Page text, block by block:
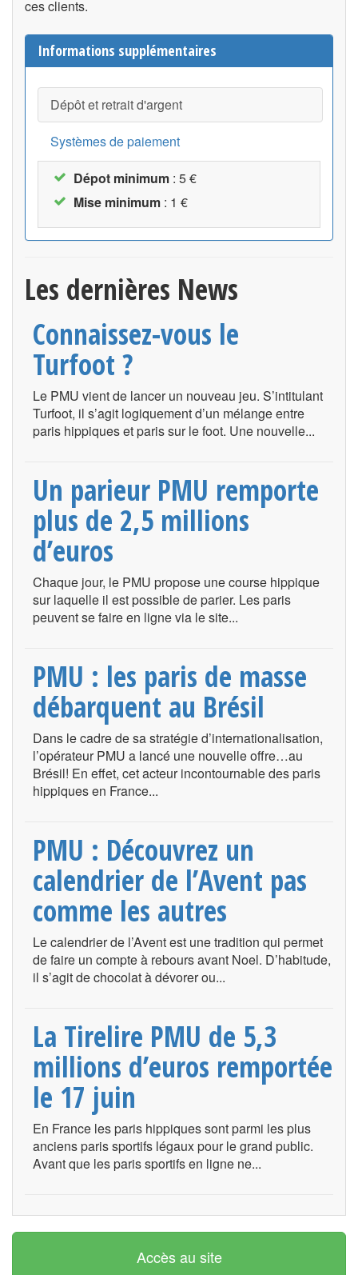
ces clients.
Informations supplémentaires
Dépôt et retrait d'argent
Systèmes de paiement
Dépot minimum : 5 €
Mise minimum : 1 €
Les dernières News
Connaissez-vous le
Turfoot ?
Le PMU vient de lancer un nouveau jeu. S’intitulant
Turfoot, il s’agit logiquement d’un mélange entre
paris hippiques et paris sur le foot. Une nouvelle...
Un parieur PMU remporte
plus de 2,5 millions
d’euros
Chaque jour, le PMU propose une course hippique
sur laquelle il est possible de parier. Les paris
peuvent se faire en ligne via le site...
PMU : les paris de masse
débarquent au Brésil
Dans le cadre de sa stratégie d’internationalisation,
l’opérateur PMU a lancé une nouvelle offre…au
Brésil! En effet, cet acteur incontournable des paris
hippiques en France...
PMU : Découvrez un
calendrier de l’Avent pas
comme les autres
Le calendrier de l’Avent est une tradition qui permet
de faire un compte à rebours avant Noel. D’habitude,
il s’agit de chocolat à dévorer ou...
La Tirelire PMU de 5,3
millions d’euros remportée
le 17 juin
En France les paris hippiques sont parmi les plus
anciens paris sportifs légaux pour le grand public.
Avant que les paris sportifs en ligne ne...
Accès au site